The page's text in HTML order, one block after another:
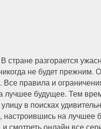
разгорается
не будет прежним.
правила и
будущее. Тем
в поисках
настроившись на лучшее
смотреть онлайн все